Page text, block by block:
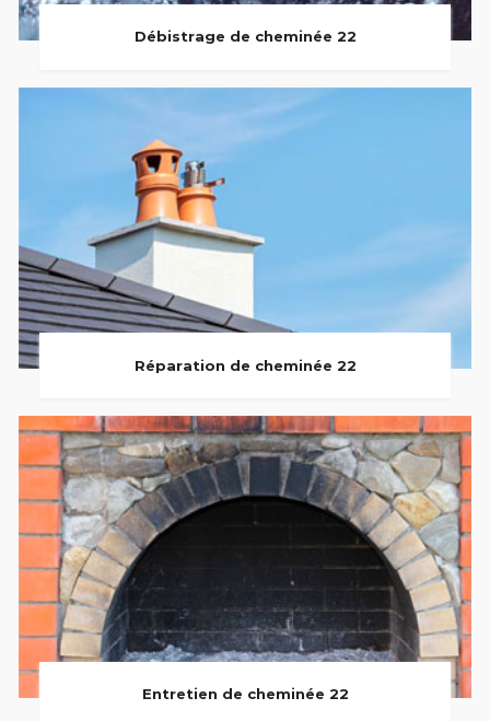
Débistrage de cheminée 22
Réparation de cheminée 22
Entretien de cheminée 22